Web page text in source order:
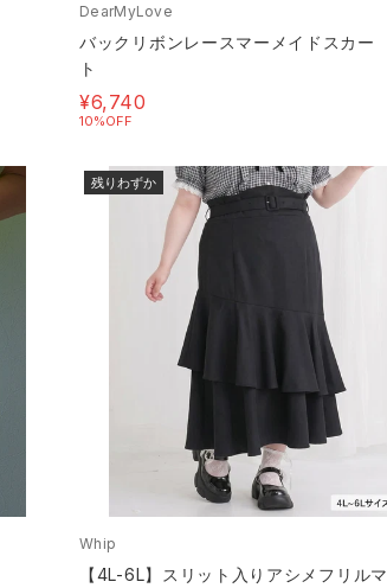
DearMyLove
バックリボンレースマーメイドスカー
ト
¥6,740
10%OFF
残りわずか
Whip
【4L-6L】スリット入りアシメフリルマ